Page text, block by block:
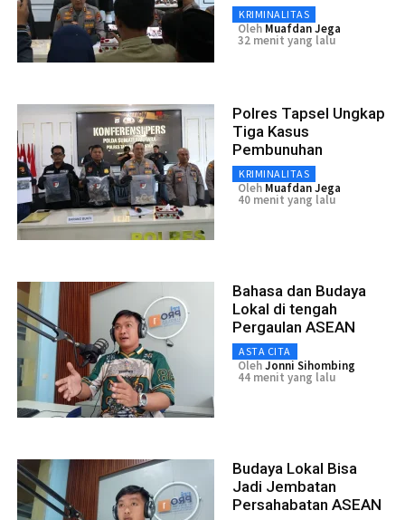
KRIMINALITAS
Oleh Muafdan Jega
32 menit yang lalu
Polres Tapsel Ungkap
Tiga Kasus
Pembunuhan
KRIMINALITAS
Oleh Muafdan Jega
40 menit yang lalu
Bahasa dan Budaya
Lokal di tengah
Pergaulan ASEAN
ASTA CITA
OlehJonni Sihombing
44 menit yang lalu
Budaya Lokal Bisa
Jadi Jembatan
Persahabatan ASEAN